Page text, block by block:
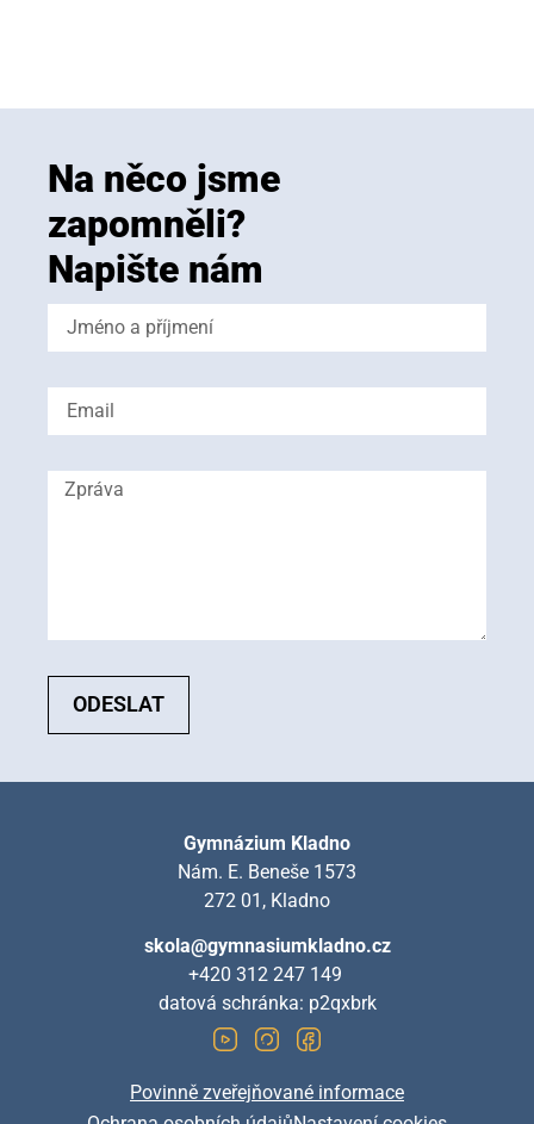
Na něco jsme
zapomněli?
Napište nám
ODESLAT
Gymnázium Kladno
Nám. E. Beneše 1573
272 01, Kladno
skola@gymnasiumkladno.cz
+420 312 247 149
datová schránka: p2qxbrk
Povinně zveřejňované informace